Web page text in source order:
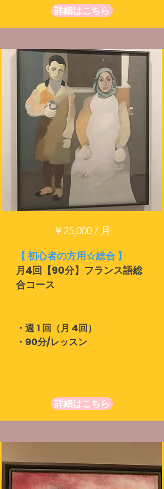
詳細はこちら
￥25,000 / 月
【 初心者の方用☆総合 】
月4回【90分】フランス語総
合コース
・週 1 回（月 4回）
・90分/レッスン
詳細はこちら